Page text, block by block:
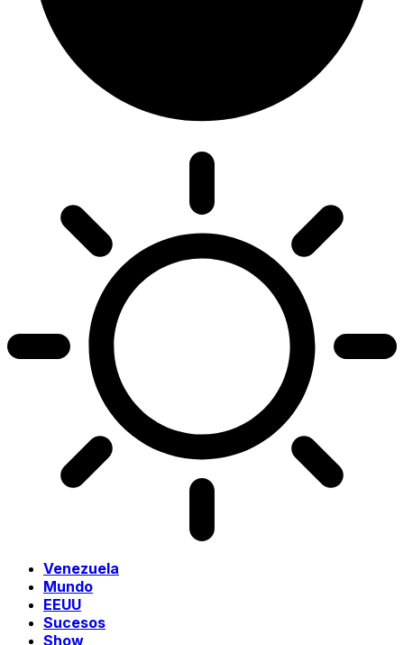
Venezuela
Mundo
EEUU
Sucesos
Show